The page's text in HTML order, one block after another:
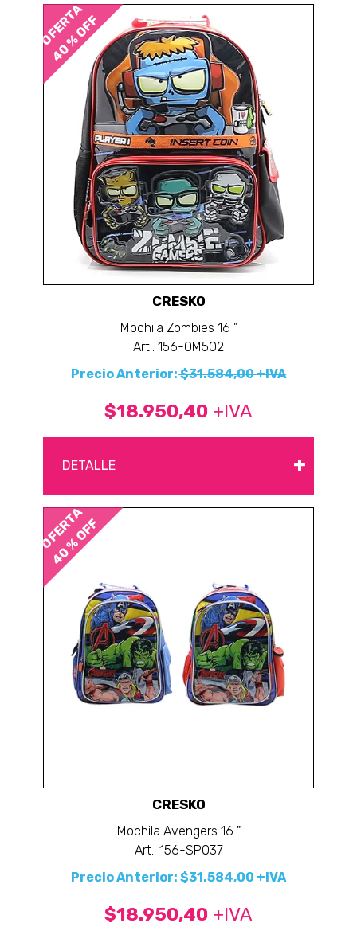
OFERTA
40 % OFF
CRESKO
Mochila Zombies 16 "
Art.: 156-OM502
Precio Anterior:$31.584,00 +IVA
$18.950,40 +IVA
DETALLE +
OFERTA
40 % OFF
CRESKO
Mochila Avengers 16 "
Art.: 156-SP037
Precio Anterior:$31.584,00 +IVA
$18.950,40 +IVA